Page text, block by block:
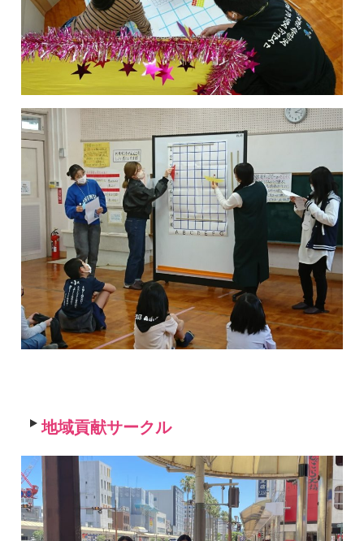
地域貢献サークル